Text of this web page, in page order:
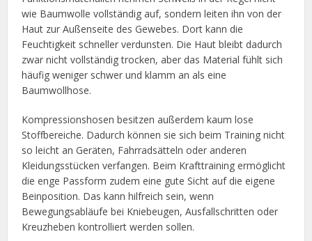
wie Baumwolle vollständig auf, sondern leiten ihn von der
Haut zur Außenseite des Gewebes. Dort kann die
Feuchtigkeit schneller verdunsten. Die Haut bleibt dadurch
zwar nicht vollständig trocken, aber das Material fühlt sich
häufig weniger schwer und klamm an als eine
Baumwollhose.
Kompressionshosen besitzen außerdem kaum lose
Stoffbereiche. Dadurch können sie sich beim Training nicht
so leicht an Geräten, Fahrradsätteln oder anderen
Kleidungsstücken verfangen. Beim Krafttraining ermöglicht
die enge Passform zudem eine gute Sicht auf die eigene
Beinposition. Das kann hilfreich sein, wenn
Bewegungsabläufe bei Kniebeugen, Ausfallschritten oder
Kreuzheben kontrolliert werden sollen.